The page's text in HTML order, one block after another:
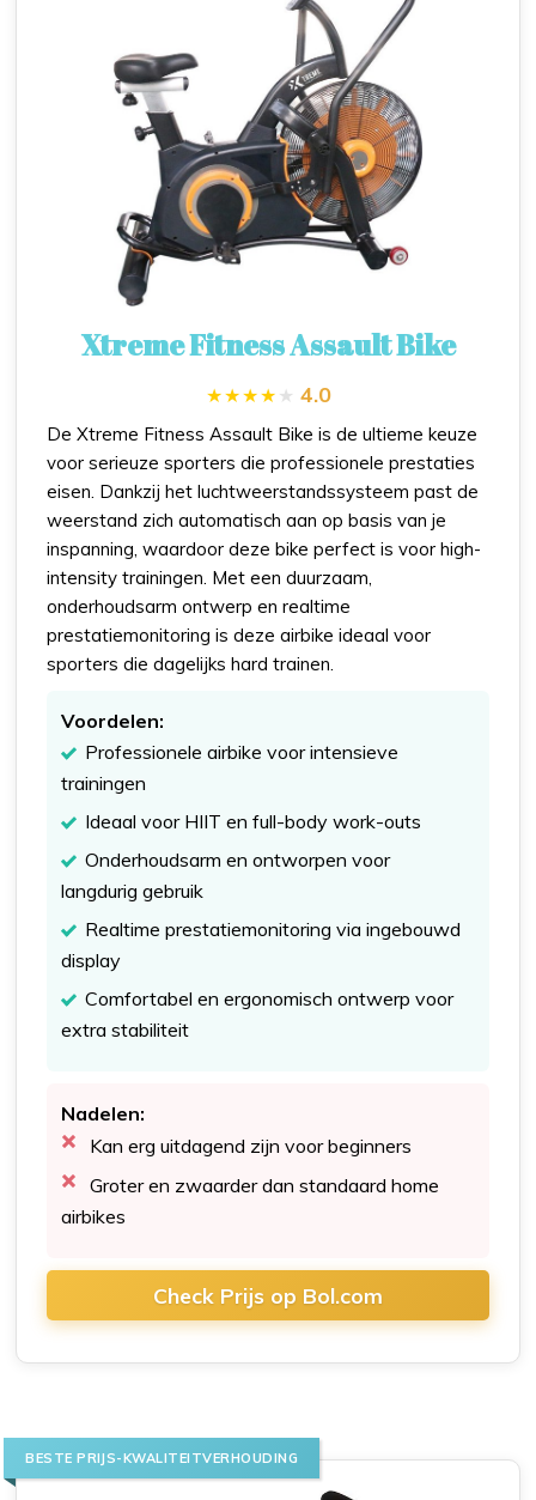
Xtreme Fitness Assault Bike
4.0
De Xtreme Fitness Assault Bike is de ultieme keuze
voor serieuze sporters die professionele prestaties
eisen. Dankzij het luchtweerstandssysteem past de
weerstand zich automatisch aan op basis van je
inspanning, waardoor deze bike perfect is voor high-
intensity trainingen. Met een duurzaam,
onderhoudsarm ontwerp en realtime
prestatiemonitoring is deze airbike ideaal voor
sporters die dagelijks hard trainen.
Voordelen:
Professionele airbike voor intensieve
trainingen
Ideaal voor HIIT en full-body work-outs
Onderhoudsarm en ontworpen voor
langdurig gebruik
Realtime prestatiemonitoring via ingebouwd
display
Comfortabel en ergonomisch ontwerp voor
extra stabiliteit
Nadelen:
Kan erg uitdagend zijn voor beginners
Groter en zwaarder dan standaard home
airbikes
Check Prijs op Bol.com
BESTE PRIJS-KWALITEITVERHOUDING